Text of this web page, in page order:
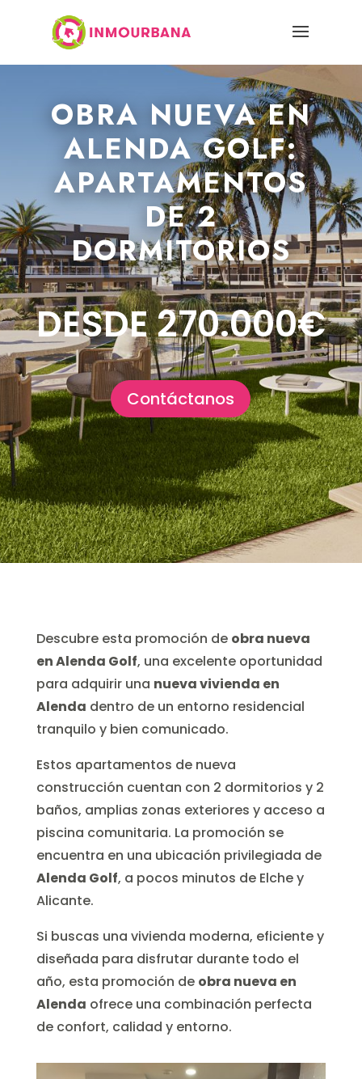
OBRA NUEVA EN
ALENDA GOLF:
APARTAMENTOS
DE 2
DORMITORIOS
DESDE 270.000€
Contáctanos
Descubre esta promoción de obra nueva
en Alenda Golf, una excelente oportunidad
para adquirir una nueva vivienda en
Alenda dentro de un entorno residencial
tranquilo y bien comunicado.
Estos apartamentos de nueva
construcción cuentan con 2 dormitorios y 2
baños, amplias zonas exteriores y acceso a
piscina comunitaria. La promoción se
encuentra en una ubicación privilegiada de
Alenda Golf, a pocos minutos de Elche y
Alicante.
Si buscas una vivienda moderna, eficiente y
diseñada para disfrutar durante todo el
año, esta promoción de obra nueva en
Alenda ofrece una combinación perfecta
de confort, calidad y entorno.